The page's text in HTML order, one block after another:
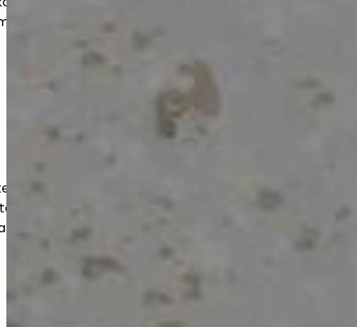
arjessa ja näyttää hyvältä vuosien
ja tehokkaasti toteutetut
varastoihin ja liiketiloihin. Työt
vastaaviksi.